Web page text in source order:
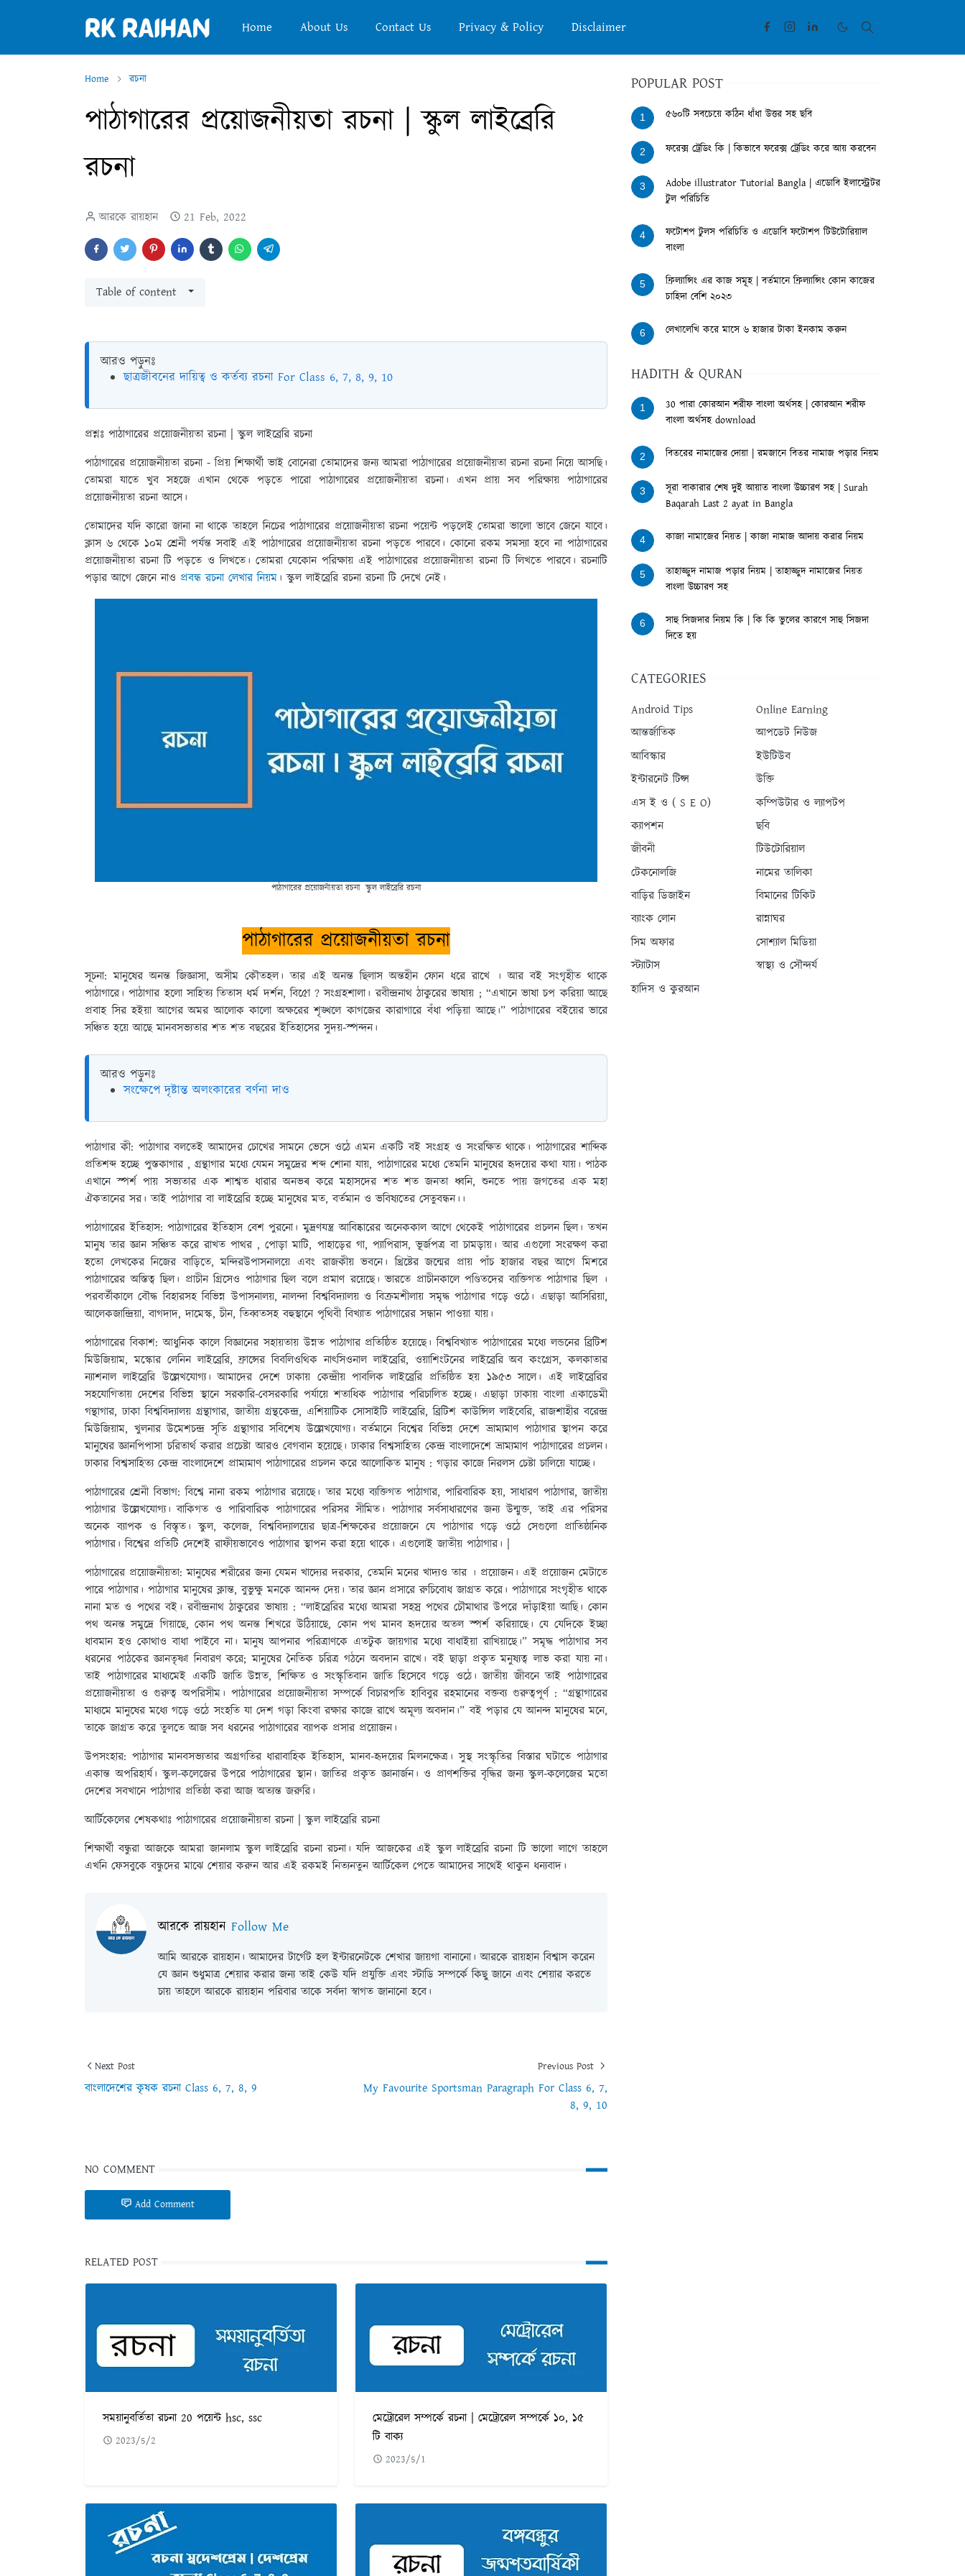
Home About Us Contact Us Privacy & Policy Disclaimer
Home রচনা
পাঠাগারের প্রয়ােজনীয়তা রচনা | স্কুল লাইব্রেরি
রচনা
আরকে রায়হান 21 Feb, 2022
Table of content
আরও পড়ুনঃ
ছাত্রজীবনের দায়িত্ব ও কর্তব্য রচনা For Class 6, 7, 8, 9, 10
প্রশ্নঃ পাঠাগারের প্রয়ােজনীয়তা রচনা | স্কুল লাইব্রেরি রচনা
পাঠাগারের প্রয়ােজনীয়তা রচনা- প্রিয় শিক্ষার্থী ভাই বোনেরা তোমাদের জন্য আমরা পাঠাগারের প্রয়ােজনীয়তা রচনা রচনা নিয়ে আসছি।
তোমরা যাতে খুব সহজে এখান থেকে পড়তে পারো পাঠাগারের প্রয়ােজনীয়তা রচনা। এখন প্রায় সব পরিক্ষায় পাঠাগারের
প্রয়ােজনীয়তা রচনা আসে।
তোমাদের যদি কারো জানা না থাকে তাহলে নিচের পাঠাগারের প্রয়ােজনীয়তা রচনা পয়েন্ট পড়লেই তোমরা ভালো ভাবে জেনে যাবে।
ক্লাস ৬ থেকে ১০ম শ্রেনী পর্যন্ত সবাই এই পাঠাগারের প্রয়ােজনীয়তা রচনা পড়তে পারবে। কোনো রকম সমস্যা হবে না পাঠাগারের
প্রয়ােজনীয়তা রচনা টি পড়তে ও লিখতে। তোমরা যেকোন পরিক্ষায় এই পাঠাগারের প্রয়ােজনীয়তা রচনা টি লিখতে পারবে। রচনাটি
পড়ার আগে জেনে নাও প্রবন্ধ রচনা লেখার নিয়ম। স্কুল লাইব্রেরি রচনা রচনা টি দেখে নেই।
পাঠাগারের প্রয়ােজনীয়তা রচনা স্কুল লাইব্রেরি রচনা
পাঠাগারের প্রয়ােজনীয়তা রচনা
সূচনা: মানুষের অনন্ত জিজ্ঞাসা, অসীম কৌতহল। তার এই অনন্ত ছিলাস অন্তহীন ফোন ধরে রাখে । আর বই সংগৃহীত থাকে
পাঠাগারে। পাঠাগার হলাে সাহিত্য তিতাস ধর্ম দর্শন, বি৫ো ? সংগ্রহশালা। রবীন্দ্রনাথ ঠাকুরের ভাষায় ; “এখানে ভাষা চপ করিয়া আছে
প্রবাহ সির হইয়া আগের অমর আলােক কালাে অক্ষরের শৃঙ্খলে কাগজের কারাগারে বঁধা পড়িয়া আছে।” পাঠাগারের বইয়ের ভারে
সঞ্চিত হয়ে আছে মানবসভ্যতার শত শত বছরের ইতিহাসের সুদয়-স্পন্দন।
আরও পড়ুনঃ
সংক্ষেপে দৃষ্টান্ত অলংকারের বর্ণনা দাও
পাঠাগার কী: পাঠাগার বলতেই আমাদের চোখের সামনে ভেসে ওঠে এমন একটি বই সংগ্রহ ও সংরক্ষিত থাকে। পাঠাগারের শাব্দিক
প্রতিশব্দ হচ্ছে পুস্তকাগার , গ্রন্থাগার মধ্যে যেমন সমুদ্রের শব্দ শােনা যায়, পাঠাগারের মধ্যে তেমনি মানুষের হৃদয়ের কথা যায়। পাঠক
এখানে স্পর্শ পায় সভ্যতার এক শাশ্বত ধারার অনভৰ করে মহাসদের শত শত জনতা ধ্বনি, শুনতে পায় জগতের এক মহা
ঐকতানের সর। তাই পাঠাগার বা লাইব্রেরি হচ্ছে মানুষের মত, বর্তমান ও ভবিষ্যতের সেতুবন্ধন।।
পাঠাগারের ইতিহাস:পাঠাগারের ইতিহাস বেশ পুরনাে। মুদ্রণযন্ত্র আবিষ্কারের অনেককাল আগে থেকেই পাঠাগারের প্রচলন ছিল। তখন
মানুষ তার জ্ঞান সঞ্চিত করে রাখত পাথর , পোড়া মাটি, পাহাড়ের গা, প্যাপিরাস, ভূর্জপত্র বা চামড়ায়। আর এগুলাে সংরক্ষণ করা
হতাে লেখকের নিজের বাড়িতে, মন্দিরউপাসনালয়ে এবং রাজকীয় ভবনে। খ্রিষ্টের জন্মের প্রায় পাঁচ হাজার বছর আগে মিশরে
পাঠাগারের অস্তিত্ব ছিল। প্রাচীন গ্রিসেও পাঠাগার ছিল বলে প্রমাণ রয়েছে। ভারতে প্রাচীনকালে পণ্ডিতদের ব্যক্তিগত পাঠাগার ছিল ।
পরবর্তীকালে বৌদ্ধ বিহারসহ বিভিন্ন উপাসনালয়, নালন্দা বিশ্ববিদ্যালয় ও বিক্রমশীলায় সমৃদ্ধ পাঠাগার গড়ে ওঠে। এছাড়া আসিরিয়া,
আলেকজান্দ্রিয়া, বাগদাদ, দামেস্ক, চীন, তিব্বতসহ বহুস্থানে পৃথিবী বিখ্যাত পাঠাগারের সন্ধান পাওয়া যায়।
পাঠাগারের বিকাশ: আধুনিক কালে বিজ্ঞানের সহায়তায় উন্নত পাঠাগার প্রতিষ্ঠিত হয়েছে। বিশ্ববিখ্যাত পাঠাগারের মধ্যে লন্ডনের ব্রিটিশ
মিউজিয়াম, মস্কোর লেনিন লাইব্রেরি, ফ্রান্সের বিবলিওথিক নাৎসিওনাল লাইব্রেরি, ওয়াশিংটনের লাইব্রেরি অব কংগ্রেস, কলকাতার
ন্যাশনাল লাইব্রেরি উল্লেখযােগ্য। আমাদের দেশে ঢাকায় কেন্দ্রীয় পাবলিক লাইব্রেরি প্রতিষ্ঠিত হয় ১৯৫৩ সালে। এই লাইব্রেরির
সহযােগিতায় দেশের বিভিন্ন স্থানে সরকারি-বেসরকারি পর্যায়ে শতাধিক পাঠাগার পরিচালিত হচ্ছে। এছাড়া ঢাকায় বাংলা একাডেমী
গন্থাগার, ঢাকা বিশ্ববিদ্যালয় গ্রন্থাগার, জাতীয় গ্রন্থকেন্দ্র, এশিয়াটিক সােসাইটি লাইব্রেরি, ব্রিটিশ কাউন্সিল লাইবেরি, রাজশাহীর বরেন্দ্র
মিউজিয়াম, খুলনার উমেশচন্দ্র সৃতি গ্রন্থাগার সবিশেষ উল্লেখযােগ্য। বর্তমানে বিশ্বের বিভিন্ন দেশে ভ্রাম্যমাণ পাঠাগার স্থাপন করে
মানুষের জ্ঞানপিপাসা চরিতার্থ করার প্রচেষ্টা আরও বেগবান হয়েছে। ঢাকার বিশ্বসাহিত্য কেন্দ্র বাংলাদেশে ভ্রাম্যমাণ পাঠাগারের প্রচলন।
ঢাকার বিশ্বসাহিত্য কেন্দ্র বাংলাদেশে প্রাম্যমাণ পাঠাগারের প্রচলন করে আলােকিত মানুষ : গড়ার কাজে নিরলস চেষ্টা চালিয়ে যাচ্ছে।
পাঠাগারের শ্রেনী বিভাগ: বিশ্বে নানা রকম পাঠাগার রয়েছে। তার মধ্যে ব্যক্তিগত পাঠাগার, পারিবারিক হয়, সাধারণ পাঠাগার, জাতীয়
পাঠাগার উল্লেখযােগ্য। বাকিগত ও পারিবারিক পাঠাগারের পরিসর সীমিত। পাঠাগার সর্বসাধারণের জন্য উন্মুক্ত, তাই এর পরিসর
অনেক ব্যাপক ও বিস্তৃত। স্কুল, কলেজ, বিশ্ববিদ্যালয়ের ছাত্র-শিক্ষকের প্রয়ােজনে যে পাঠাগার গড়ে ওঠে সেগুলাে প্রাতিষ্ঠানিক
পাঠাগার। বিশ্বের প্রতিটি দেশেই রাফীয়ভাবেও পাঠাগার স্থাপন করা হয়ে থাকে। এগুলােই জাতীয় পাঠাগার। |
পাঠাগারের প্রয়ােজনীয়তা: মানুষের শরীরের জন্য যেমন খাদ্যের দরকার, তেমনি মনের খাদ্যও তার । প্রয়ােজন। এই প্রয়ােজন মেটাতে
পারে পাঠাগার। পাঠাগার মানুষের ক্লান্ত, বুভুক্ষু মনকে আনন্দ দেয়। তার জ্ঞান প্রসারে রুচিবােধ জাগ্রত করে। পাঠাগারে সংগৃহীত থাকে
নানা মত ও পথের বই। রবীন্দ্রনাথ ঠাকুরের ভাষায় : “লাইব্রেরির মধ্যে আমরা সহস্র পথের চৌমাথার উপরে দাঁড়াইয়া আছি। কোন
পথ অনন্ত সমুদ্রে গিয়াছে, কোন পথ অনন্ত শিখরে উঠিয়াছে, কোন পথ মানব হৃদয়ের অতল স্পর্শ করিয়াছে। যে যেদিকে ইচ্ছা
ধাবমান হও কোথাও বাধা পাইবে না। মানুষ আপনার পরিত্রাণকে এতটুক জায়গার মধ্যে বাধাইয়া রাখিয়াছে।” সমৃদ্ধ পাঠাগার সব
ধরনের পাঠকের জ্ঞানতৃষ্ণা নিবারণ করে; মানুষের নৈতিক চরিত্র গঠনে অবদান রাখে। বই ছাড়া প্রকৃত মনুষ্যত্ব লাভ করা যায় না।
তাই পাঠাগারের মাধ্যমেই একটি জাতি উন্নত, শিক্ষিত ও সংস্কৃতিবান জাতি হিসেবে গড়ে ওঠে। জাতীয় জীবনে তাই পাঠাগারের
প্রয়ােজনীয়তা ও গুরুত্ব অপরিসীম। পাঠাগারের প্রয়ােজনীয়তা সম্পর্কে বিচারপতি হাবিবুর রহমানের বক্তব্য গুরুত্বপূর্ণ : “গ্রন্থাগারের
মাধ্যমে মানুষের মধ্যে গড়ে ওঠে সংহতি যা দেশ গড়া কিংবা রক্ষার কাজে রাখে অমূল্য অবদান।” বই পড়ার যে আনন্দ মানুষের মনে,
তাকে জাগ্রত করে তুলতে আজ সব ধরনের পাঠাগারের ব্যাপক প্রসার প্রয়ােজন।
উপসংহার: পাঠাগার মানবসভ্যতার অগ্রগতির ধারাবাহিক ইতিহাস, মানব-হৃদয়ের মিলনক্ষেত্র। সুস্থ সংস্কৃতির বিস্তার ঘটাতে পাঠাগার
একান্ত অপরিহার্য। স্কুল-কলেজের উপরে পাঠাগারের স্থান। জাতির প্রকৃত জ্ঞানার্জন। ও প্রাণশক্তির বৃদ্ধির জন্য স্কুল-কলেজের মতাে
দেশের সবখানে পাঠাগার প্রতিষ্ঠা করা আজ অত্যন্ত জরুরি।
আর্টিকেলের শেষকথাঃ পাঠাগারের প্রয়ােজনীয়তা রচনা | স্কুল লাইব্রেরি রচনা
শিক্ষার্থী বন্ধুরা আজকে আমরা জানলাম স্কুল লাইব্রেরি রচনা রচনা। যদি আজকের এই স্কুল লাইব্রেরি রচনা টি ভালো লাগে তাহলে
এখনি ফেসবুকে বন্ধুদের মাঝে শেয়ার করুন আর এই রকমই নিত্যনতুন আর্টিকেল পেতে আমাদের সাথেই থাকুন ধন্যবাদ।
আরকে রায়হান Follow Me
আমি আরকে রায়হান। আমাদের টার্গেট হল ইন্টারনেটকে শেখার জায়গা বানানো। আরকে রায়হান বিশ্বাস করেন
যে জ্ঞান শুধুমাত্র শেয়ার করার জন্য তাই কেউ যদি প্রযুক্তি এবং স্টাডি সম্পর্কে কিছু জানে এবং শেয়ার করতে
চায় তাহলে আরকে রায়হান পরিবার তাকে সর্বদা স্বাগত জানানো হবে।
Next Post
বাংলাদেশের কৃষক রচনা Class 6, 7, 8, 9
Previous Post
My Favourite Sportsman Paragraph For Class 6, 7,
8, 9, 10
NO COMMENT
Add Comment
RELATED POST
সময়ানুবর্তিতা রচনা 20 পয়েন্ট hsc, ssc
2023/5/2
মেট্রোরেল সম্পর্কে রচনা | মেট্রোরেল সম্পর্কে ১০, ১৫
টি বাক্য
2023/5/1
POPULAR POST
1 ৫৬০টি সবচেয়ে কঠিন ধাঁধা উত্তর সহ ছবি
2 ফরেক্স ট্রেডিং কি | কিভাবে ফরেক্স ট্রেডিং করে আয় করবেন
3
Adobe illustrator Tutorial Bangla | এডোবি ইলাস্ট্রেটর
টুল পরিচিতি
4
ফটোশপ টুলস পরিচিতি ও এডোবি ফটোশপ টিউটোরিয়াল
বাংলা
5
ফ্রিল্যান্সিং এর কাজ সমূহ | বর্তমানে ফ্রিল্যান্সিং কোন কাজের
চাহিদা বেশি ২০২৩
6 লেখালেখি করে মাসে ৬ হাজার টাকা ইনকাম করুন
HADITH & QURAN
1
30 পারা কোরআন শরীফ বাংলা অর্থসহ | কোরআন শরীফ
বাংলা অর্থসহ download
2 বিতরের নামাজের দোয়া | রমজানে বিতর নামাজ পড়ার নিয়ম
3
সূরা বাকারার শেষ দুই আয়াত বাংলা উচ্চারণ সহ | Surah
Baqarah Last 2 ayat in Bangla
4 কাজা নামাজের নিয়ত | কাজা নামাজ আদায় করার নিয়ম
5
তাহাজ্জুদ নামাজ পড়ার নিয়ম | তাহাজ্জুদ নামাজের নিয়ত
বাংলা উচ্চারণ সহ
6
সাহু সিজদার নিয়ম কি | কি কি ভুলের কারণে সাহু সিজদা
দিতে হয়
CATEGORIES
Android Tips
Online Earning
আন্তর্জাতিক
আপডেট নিউজ
আবিস্কার
ইউটিউব
ইন্টারনেট টিপ্স
উক্তি
এস ই ও ( S E O)
কম্পিউটার ও ল্যাপটপ
ক্যাপশন
ছবি
জীবনী
টিউটোরিয়াল
টেকনোলজি
নামের তালিকা
বাড়ির ডিজাইন
বিমানের টিকিট
ব্যাংক লোন
রান্নাঘর
সিম অফার
সোশ্যাল মিডিয়া
স্ট্যাটাস
স্বাস্থ্য ও সৌন্দর্য
হাদিস ও কুরআন